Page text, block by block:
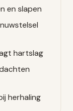
en slapen
hartslag
herhaling